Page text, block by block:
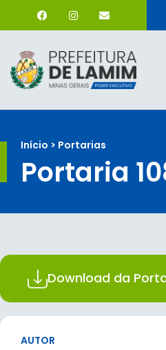
Início > Portarias
Portaria
Download da
AUTOR